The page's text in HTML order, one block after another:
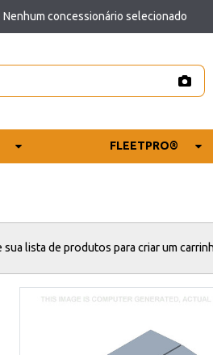
Nenhum concessionário selecionado
FLEETPRO®
sua lista de produtos para criar um